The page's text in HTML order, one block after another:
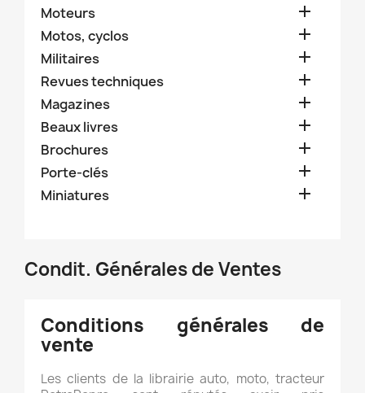
Moteurs 
Motos, cyclos 
Militaires 
Revues techniques 
Magazines 
Beaux livres 
Brochures 
Porte-clés 
Miniatures 
Condit. Générales de Ventes
Conditions générales de
vente
Les clients de la librairie auto, moto, tracteur